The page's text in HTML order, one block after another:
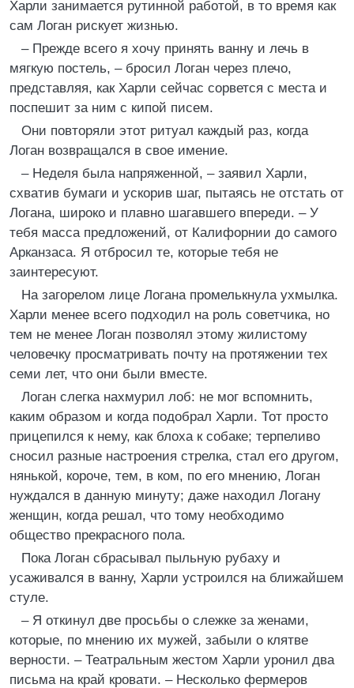
Харли занимается рутинной работой, в то время как
сам Логан рискует жизнью.
– Прежде всего я хочу принять ванну и лечь в
мягкую постель, – бросил Логан через плечо,
представляя, как Харли сейчас сорвется с места и
поспешит за ним с кипой писем.
Они повторяли этот ритуал каждый раз, когда
Логан возвращался в свое имение.
– Неделя была напряженной, – заявил Харли,
схватив бумаги и ускорив шаг, пытаясь не отстать от
Логана, широко и плавно шагавшего впереди. – У
тебя масса предложений, от Калифорнии до самого
Арканзаса. Я отбросил те, которые тебя не
заинтересуют.
На загорелом лице Логана промелькнула ухмылка.
Харли менее всего подходил на роль советчика, но
тем не менее Логан позволял этому жилистому
человечку просматривать почту на протяжении тех
семи лет, что они были вместе.
Логан слегка нахмурил лоб: не мог вспомнить,
каким образом и когда подобрал Харли. Тот просто
прицепился к нему, как блоха к собаке; терпеливо
сносил разные настроения стрелка, стал его другом,
нянькой, короче, тем, в ком, по его мнению, Логан
нуждался в данную минуту; даже находил Логану
женщин, когда решал, что тому необходимо
общество прекрасного пола.
Пока Логан сбрасывал пыльную рубаху и
усаживался в ванну, Харли устроился на ближайшем
стуле.
– Я откинул две просьбы о слежке за женами,
которые, по мнению их мужей, забыли о клятве
верности. – Театральным жестом Харли уронил два
письма на край кровати. – Несколько фермеров